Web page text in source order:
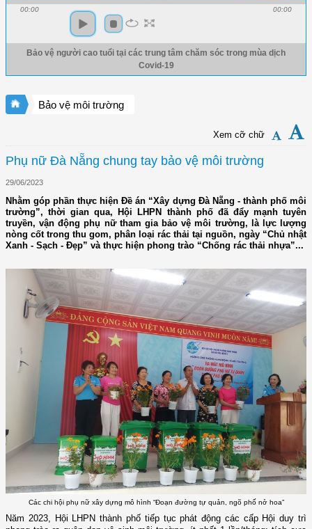
00:00 00:00
Bảo vệ người cao tuổi tại các trung tâm chăm sóc trong mùa dịch
Covid-19
Bảo vệ môi trường
Xem cỡ chữ
Phụ nữ Đà Nẵng chung tay bảo vệ môi trường
29/06/2023
Nhằm góp phần thực hiện Đề án “Xây dựng Đà Nẵng - thành phố môi
trường”, thời gian qua, Hội LHPN thành phố đã đẩy mạnh tuyên
truyền, vận động phụ nữ tham gia bảo vệ môi trường, là lực lượng
nòng cốt trong thu gom, phân loại rác thải tại nguồn, ngày “Chủ nhật
Xanh - Sạch - Đẹp” và thực hiện phong trào “Chống rác thải nhựa”...
Các chi hội phụ nữ xây dựng mô hình “Đoạn đường tự quản, ngõ phố nở hoa”
Năm 2023, Hội LHPN thành phố tiếp tục phát động các cấp Hội duy trì